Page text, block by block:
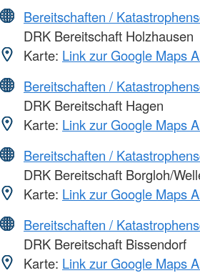
Bereitschaften /
DRK Bereitschaft Holzhausen
Karte: Link zur Google Maps
Bereitschaften /
DRK Bereitschaft Hagen
Karte: Link zur Google Maps
Bereitschaften /
DRK Bereitschaft Borgloh/
Karte: Link zur Google Maps
Bereitschaften /
DRK Bereitschaft Bissendorf
Karte: Link zur Google Maps